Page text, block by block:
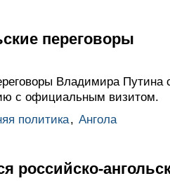
переговоры
Владимира
с официальным визитом.
политика, Ангола
российско-